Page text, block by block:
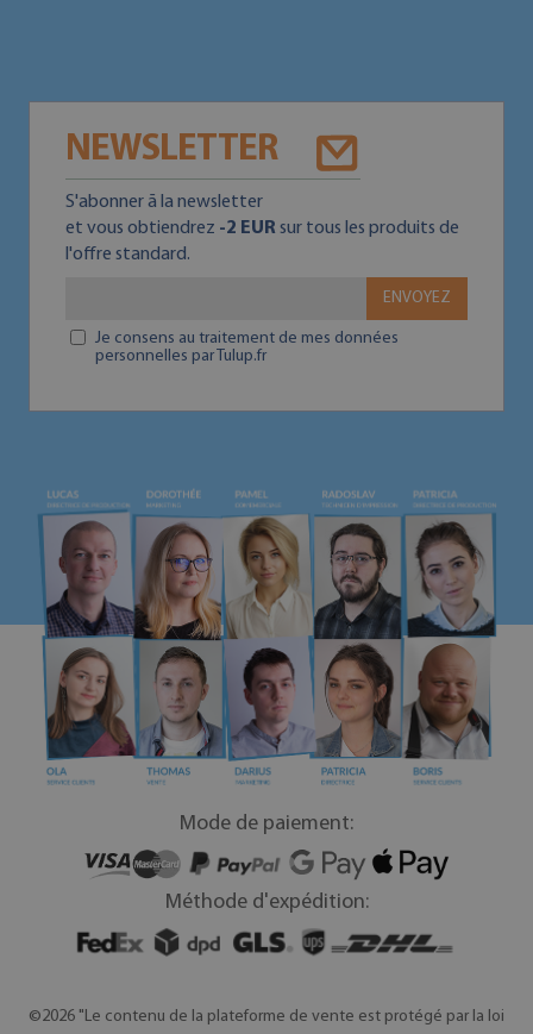
NEWSLETTER
S'abonner ā la newsletter
et vous obtiendrez -2 EUR sur tous les produits de
l'offre standard.
ENVOYEZ
Je consens au traitement de mes données
personnelles par Tulup.fr
Mode de paiement:
Méthode d'expédition:
©2026 "Le contenu de la plateforme de vente est protégé par la loi